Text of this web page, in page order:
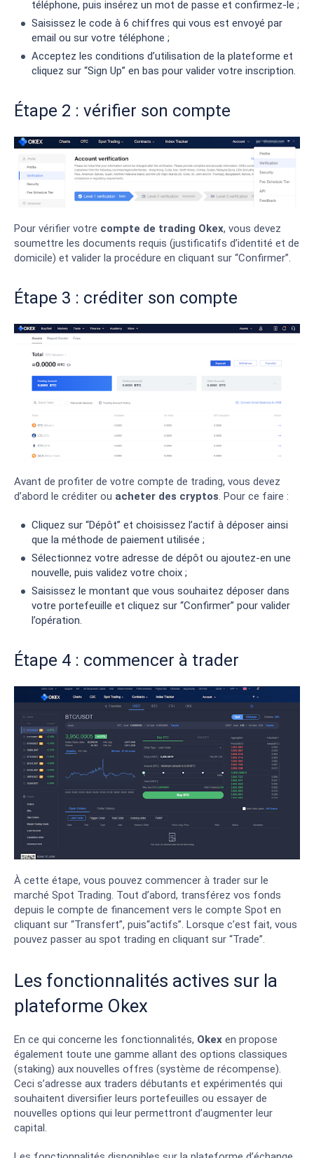
téléphone, puis insérez un mot de passe et confirmez-le ;
Saisissez le code à 6 chiffres qui vous est envoyé par
email ou sur votre téléphone ;
Acceptez les conditions d’utilisation de la plateforme et
cliquez sur “Sign Up” en bas pour valider votre inscription.
Étape 2 : vérifier son compte
Pour vérifier votre compte de trading Okex, vous devez
soumettre les documents requis (justificatifs d’identité et de
domicile) et valider la procédure en cliquant sur “Confirmer”.
Étape 3 : créditer son compte
Avant de profiter de votre compte de trading, vous devez
d’abord le créditer ou acheter des cryptos. Pour ce faire :
Cliquez sur “Dépôt” et choisissez l’actif à déposer ainsi
que la méthode de paiement utilisée ;
Sélectionnez votre adresse de dépôt ou ajoutez-en une
nouvelle, puis validez votre choix ;
Saisissez le montant que vous souhaitez déposer dans
votre portefeuille et cliquez sur “Confirmer” pour valider
l’opération.
Étape 4 : commencer à trader
À cette étape, vous pouvez commencer à trader sur le
marché Spot Trading. Tout d’abord, transférez vos fonds
depuis le compte de financement vers le compte Spot en
cliquant sur “Transfert”, puis“actifs”. Lorsque c’est fait, vous
pouvez passer au spot trading en cliquant sur “Trade”.
Les fonctionnalités actives sur la
plateforme Okex
En ce qui concerne les fonctionnalités, Okex en propose
également toute une gamme allant des options classiques
(staking) aux nouvelles offres (système de récompense).
Ceci s’adresse aux traders débutants et expérimentés qui
souhaitent diversifier leurs portefeuilles ou essayer de
nouvelles options qui leur permettront d’augmenter leur
capital.